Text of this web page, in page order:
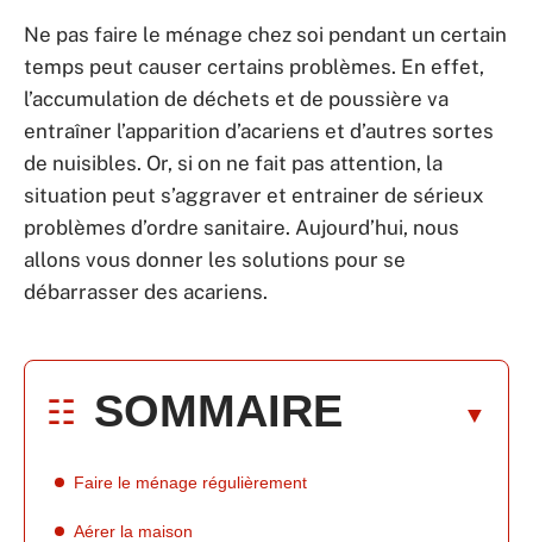
Ne pas faire le ménage chez soi pendant un certain
temps peut causer certains problèmes. En effet,
l’accumulation de déchets et de poussière va
entraîner l’apparition d’acariens et d’autres sortes
de nuisibles. Or, si on ne fait pas attention, la
situation peut s’aggraver et entrainer de sérieux
problèmes d’ordre sanitaire. Aujourd’hui, nous
allons vous donner les solutions pour se
débarrasser des acariens.
SOMMAIRE
Faire le ménage régulièrement
Aérer la maison